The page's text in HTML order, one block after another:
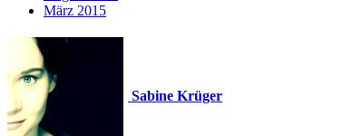
März 2015
Sabine Krüger